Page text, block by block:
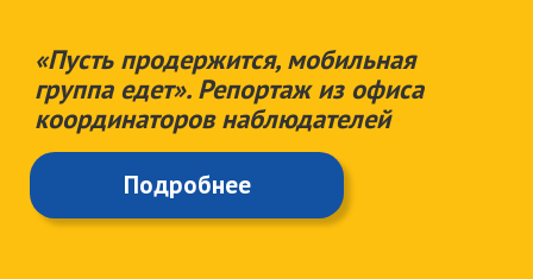
Проект обучает правам человека трудных
подростков в Карагандинской области.
Руководительница проекта Ардана
Мырзанова хочет обучить их правам
человека, чем надеется способствовать
снижению подростковой преступности.
10трудных подростков прошли обучение,